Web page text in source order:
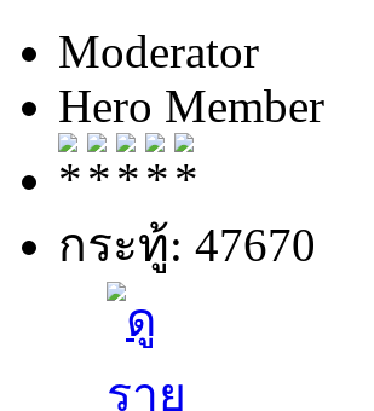
Moderator
Hero Member
กระทู้: 47670